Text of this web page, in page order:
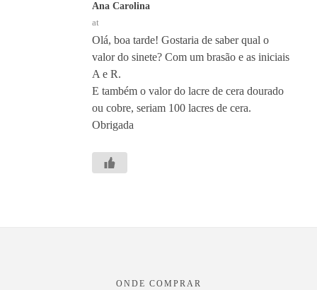
Ana Carolina
at
Olá, boa tarde! Gostaria de saber qual o
valor do sinete? Com um brasão e as iniciais
A e R.
E também o valor do lacre de cera dourado
ou cobre, seriam 100 lacres de cera.
Obrigada
ONDE COMPRAR